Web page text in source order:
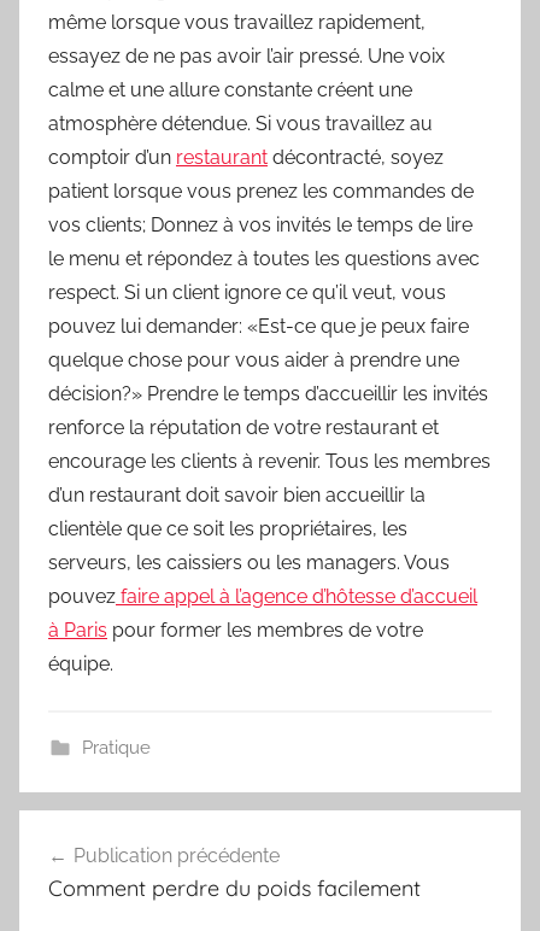
même lorsque vous travaillez rapidement,
essayez de ne pas avoir l’air pressé. Une voix
calme et une allure constante créent une
atmosphère détendue. Si vous travaillez au
comptoir d’un restaurant décontracté, soyez
patient lorsque vous prenez les commandes de
vos clients; Donnez à vos invités le temps de lire
le menu et répondez à toutes les questions avec
respect. Si un client ignore ce qu’il veut, vous
pouvez lui demander: «Est-ce que je peux faire
quelque chose pour vous aider à prendre une
décision?» Prendre le temps d’accueillir les invités
renforce la réputation de votre restaurant et
encourage les clients à revenir. Tous les membres
d’un restaurant doit savoir bien accueillir la
clientèle que ce soit les propriétaires, les
serveurs, les caissiers ou les managers. Vous
pouvez faire appel à l’agence d’hôtesse d’accueil
à Paris pour former les membres de votre
équipe.
Pratique
de
Publication précédente
Comment perdre du poids facilement